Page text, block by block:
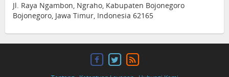
Jl. Raya Ngambon, Ngraho, Kabupaten Bojonegoro
Bojonegoro, Jawa Timur, Indonesia 62165